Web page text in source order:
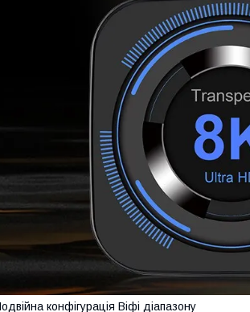
конфігурація Віфі діапазону